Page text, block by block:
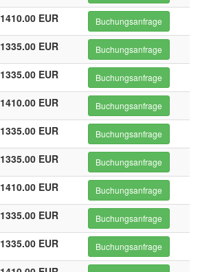
1410.00 EUR Buchungsanfrage
1335.00 EUR Buchungsanfrage
1335.00 EUR Buchungsanfrage
1410.00 EUR Buchungsanfrage
1335.00 EUR Buchungsanfrage
1335.00 EUR Buchungsanfrage
1410.00 EUR Buchungsanfrage
1335.00 EUR Buchungsanfrage
1335.00 EUR Buchungsanfrage